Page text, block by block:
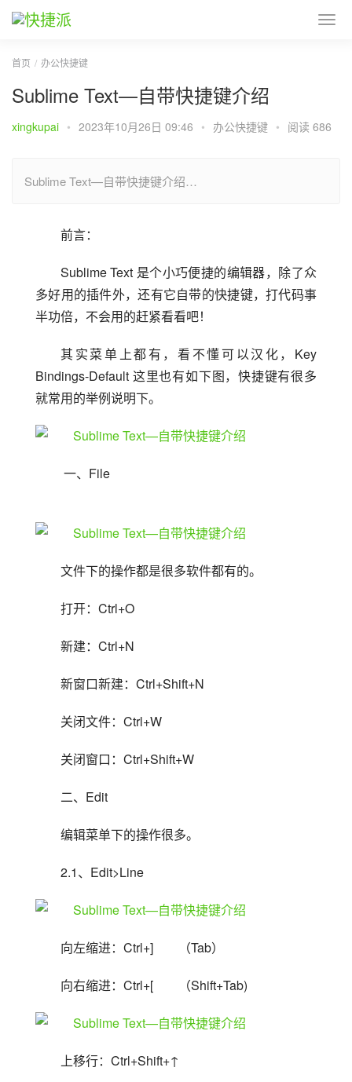
首页 办公快捷键
Sublime Text—自带快捷键介绍
xingkupai • 2023年10月26日 09:46 • 办公快捷键 • 阅读 686
Sublime Text—自带快捷键介绍…
前言：
Sublime Text 是个小巧便捷的编辑器，除了众
多好用的插件外，还有它自带的快捷键，打代码事
半功倍，不会用的赶紧看看吧！
其实菜单上都有，看不懂可以汉化，Key
Bindings-Default 这里也有如下图，快捷键有很多
就常用的举例说明下。
一、File
文件下的操作都是很多软件都有的。
打开：Ctrl+O
新建：Ctrl+N
新窗口新建：Ctrl+Shift+N
关闭文件：Ctrl+W
关闭窗口：Ctrl+Shift+W
二、Edit
编辑菜单下的操作很多。
2.1、Edit>Line
向左缩进：Ctrl+]　　（Tab）
向右缩进：Ctrl+[　　（Shift+Tab)
上移行：Ctrl+Shift+↑